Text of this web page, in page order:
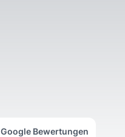
Google Bewertungen